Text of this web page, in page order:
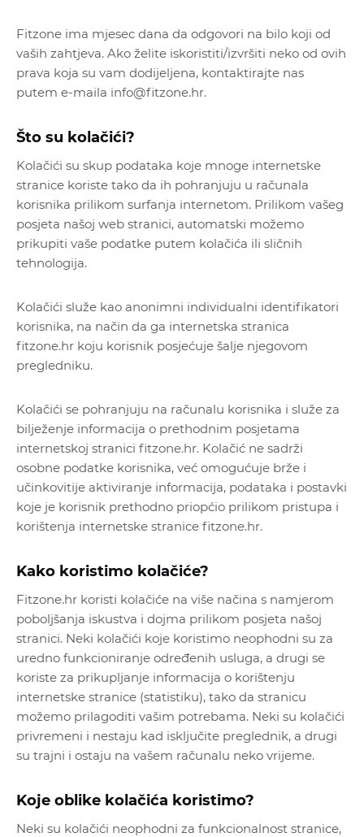
Fitzone ima mjesec dana da odgovori na bilo koji od
vaših zahtjeva. Ako želite iskoristiti/izvršiti neko od ovih
prava koja su vam dodijeljena, kontaktirajte nas
putem e-maila info@fitzone.hr.
Što su kolačići?
Kolačići su skup podataka koje mnoge internetske
stranice koriste tako da ih pohranjuju u računala
korisnika prilikom surfanja internetom. Prilikom vašeg
posjeta našoj web stranici, automatski možemo
prikupiti vaše podatke putem kolačića ili sličnih
tehnologija.
Kolačići služe kao anonimni individualni identifikatori
korisnika, na način da ga internetska stranica
fitzone.hr koju korisnik posjećuje šalje njegovom
pregledniku.
Kolačići se pohranjuju na računalu korisnika i služe za
bilježenje informacija o prethodnim posjetama
internetskoj stranici fitzone.hr. Kolačić ne sadrži
osobne podatke korisnika, već omogućuje brže i
učinkovitije aktiviranje informacija, podataka i postavki
koje je korisnik prethodno priopćio prilikom pristupa i
korištenja internetske stranice fitzone.hr.
Kako koristimo kolačiće?
Fitzone.hr koristi kolačiće na više načina s namjerom
poboljšanja iskustva i dojma prilikom posjeta našoj
stranici. Neki kolačići koje koristimo neophodni su za
uredno funkcioniranje određenih usluga, a drugi se
koriste za prikupljanje informacija o korištenju
internetske stranice (statistiku), tako da stranicu
možemo prilagoditi vašim potrebama. Neki su kolačići
privremeni i nestaju kad isključite preglednik, a drugi
su trajni i ostaju na vašem računalu neko vrijeme.
Koje oblike kolačića koristimo?
Neki su kolačići neophodni za funkcionalnost stranice,